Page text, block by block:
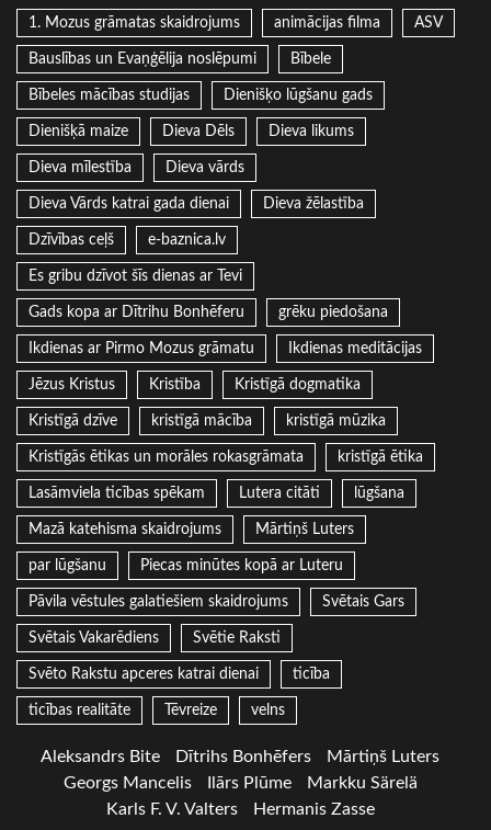
1. Mozus grāmatas skaidrojums animācijas filma ASV
Bauslības un Evaņģēlija noslēpumi Bībele
Bībeles mācības studijas Dienišķo lūgšanu gads
Dienišķā maize Dieva Dēls Dieva likums
Dieva mīlestība Dieva vārds
Dieva Vārds katrai gada dienai Dieva žēlastība
Dzīvības ceļš e-baznica.lv
Es gribu dzīvot šīs dienas ar Tevi
Gads kopa ar Dītrihu Bonhēferu grēku piedošana
Ikdienas ar Pirmo Mozus grāmatu Ikdienas meditācijas
Jēzus Kristus Kristība Kristīgā dogmatika
Kristīgā dzīve kristīgā mācība kristīgā mūzika
Kristīgās ētikas un morāles rokasgrāmata kristīgā ētika
Lasāmviela ticības spēkam Lutera citāti lūgšana
Mazā katehisma skaidrojums Mārtiņš Luters
par lūgšanu Piecas minūtes kopā ar Luteru
Pāvila vēstules galatiešiem skaidrojums Svētais Gars
Svētais Vakarēdiens Svētie Raksti
Svēto Rakstu apceres katrai dienai ticība
ticības realitāte Tēvreize velns
Aleksandrs Bite Dītrihs Bonhēfers
Mārtiņš Luters
Georgs Mancelis
Ilārs Plūme
Markku Särelä
Karls F. V. Valters
Hermanis Zasse